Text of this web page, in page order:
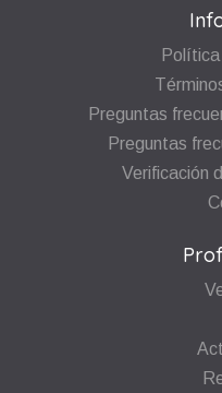
Preguntas
Preguntas
Verificación